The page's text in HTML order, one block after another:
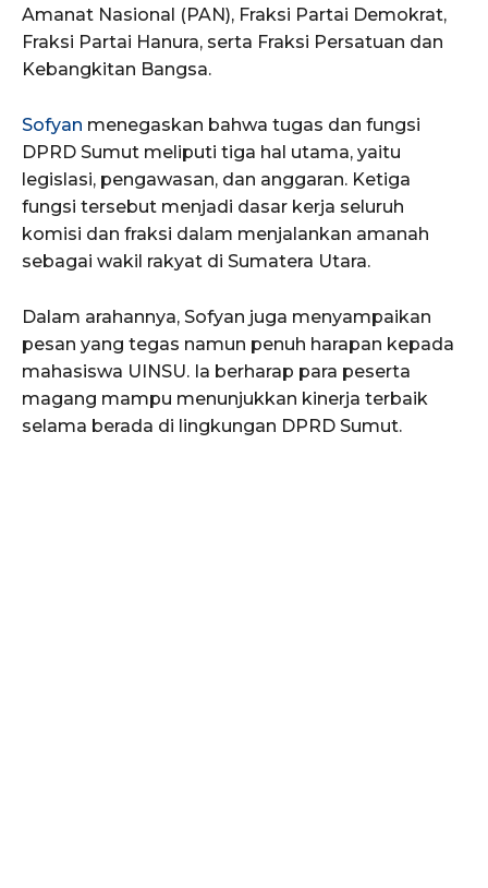
Amanat Nasional (PAN), Fraksi Partai Demokrat,
Fraksi Partai Hanura, serta Fraksi Persatuan dan
Kebangkitan Bangsa.
Sofyan menegaskan bahwa tugas dan fungsi
DPRD Sumut meliputi tiga hal utama, yaitu
legislasi, pengawasan, dan anggaran. Ketiga
fungsi tersebut menjadi dasar kerja seluruh
komisi dan fraksi dalam menjalankan amanah
sebagai wakil rakyat di Sumatera Utara.
Dalam arahannya, Sofyan juga menyampaikan
pesan yang tegas namun penuh harapan kepada
mahasiswa UINSU. Ia berharap para peserta
magang mampu menunjukkan kinerja terbaik
selama berada di lingkungan DPRD Sumut.